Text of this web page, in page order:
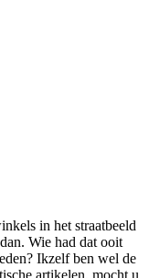
in het straatbeeld
Wie had dat ooit
Ikzelf ben wel de
artikelen, mocht u